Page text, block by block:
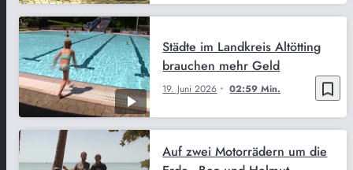
bookmark_border
19. Juni 2026 02:59 Min.
Städte im Landkreis Altötting
brauchen mehr Geld
Auf zwei Motorrädern um die